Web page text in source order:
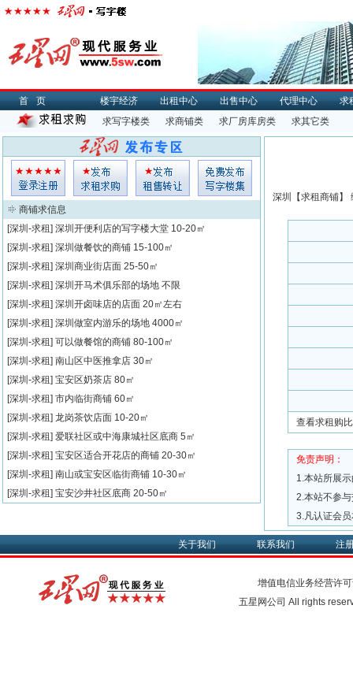
首页 楼宇经济 出租中心 出售中心 代理中心
求
求写字楼类
求商铺类 求厂房库房类 求其它类
深圳【求租商铺】
查看求租购
免责声明：
1.本站所展
2.本站不参
3.凡认证会
商铺求信息
[深圳-求租] 深圳开便利店的写字楼大堂 10-20㎡
[深圳-求租] 深圳做餐饮的商铺 15-100㎡
[深圳-求租] 深圳商业街店面 25-50㎡
[深圳-求租] 深圳开马术俱乐部的场地 不限
[深圳-求租] 深圳开卤味店的店面 20㎡左右
[深圳-求租] 深圳做室内游乐的场地 4000㎡
[深圳-求租] 可以做餐馆的商铺 80-100㎡
[深圳-求租] 南山区中医推拿店 30㎡
[深圳-求租] 宝安区奶茶店 80㎡
[深圳-求租] 市内临街商铺 60㎡
[深圳-求租] 龙岗茶饮店面 10-20㎡
[深圳-求租] 爱联社区或中海康城社区底商 5㎡
[深圳-求租] 宝安区适合开花店的商铺 20-30㎡
[深圳-求租] 南山或宝安区临街商铺 10-30㎡
[深圳-求租] 宝安沙井社区底商 20-50㎡
关于我们 联系我们 注
增值电信业务经营许
五星网公司 All rights